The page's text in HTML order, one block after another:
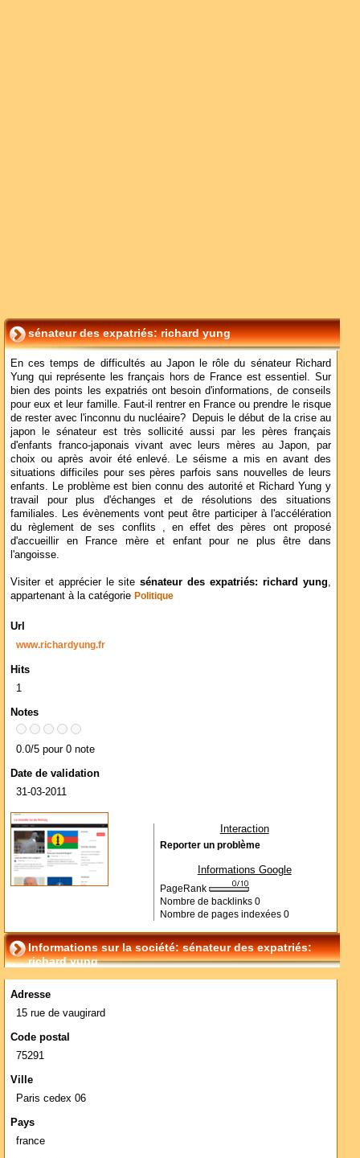
sénateur des expatriés: richard yung
En ces temps de difficultés au Japon le rôle du sénateur Richard
Yung qui représente les français hors de France est essentiel. Sur
bien des points les expatriés ont besoin d'informations, de conseils
pour eux et leur famille. Faut-il rentrer en France ou prendre le risque
de rester avec l'inconnu du nucléaire? Depuis le début de la crise au
japon le sénateur est très sollicité aussi par les pères français
d'enfants franco-japonais vivant avec leurs mères au Japon, par
choix ou après avoir été enlevé. Le séisme a mis en avant des
situations difficiles pour ses pères parfois sans nouvelles de leurs
enfants. Le problème est bien connu des autorité et Richard Yung y
travail pour plus d'échanges et de résolutions des situations
familiales. Les évènements vont peut être participer à l'accélération
du règlement de ses conflits , en effet des pères ont proposé
d'accueillir en France mère et enfant pour ne plus être dans
l'angoisse.
Visiter et apprécier le sitesénateur des expatriés: richard yung,
appartenant à la catégorie Politique
Url
www.richardyung.fr
Hits
1
Notes
0.0/5 pour 0 note
Date de validation
31-03-2011
Interaction
Reporter un problème
Informations Google
PageRank
Nombre de backlinks 0
Nombre de pages indexées 0
Informations sur la société: sénateur des expatriés:
richard yung
Adresse
15 rue de vaugirard
Code postal
75291
Ville
Paris cedex 06
Pays
france